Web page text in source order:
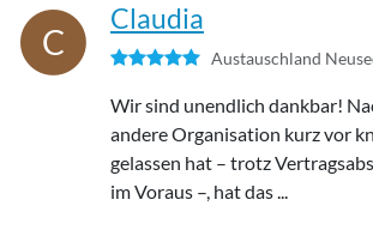
C
Claudia
Austauschland
Wir sind unendlich dankbar!
andere Organisation kurz vor
gelassen hat – trotz
im Voraus –, hat das ...